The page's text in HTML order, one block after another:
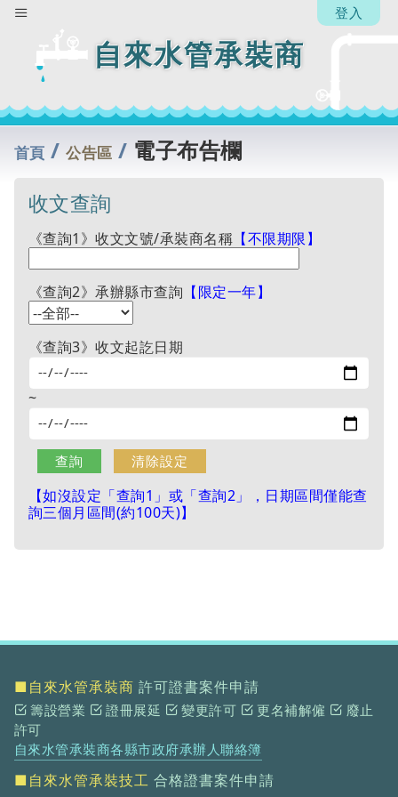
自來水管承裝商
登入
首頁 /公告區 / 電子布告欄
收文查詢
《查詢1》收文文號/承裝商名稱 【不限期限】
《查詢2》承辦縣市查詢 【限定一年】
《查詢3》收文起訖日期
~
【如沒設定「查詢1」或「查詢2」，日期區間僅能查
詢三個月區間(約100天)】
辦
人】
紀雯
回
列
表
■自來水管承裝商 許可證書案件申請
籌設營業 證冊展延 變更許可 更名補解僱
廢止
許可
自來水管承裝商各縣市政府承辦人聯絡簿
■自來水管承裝技工 合格證書案件申請